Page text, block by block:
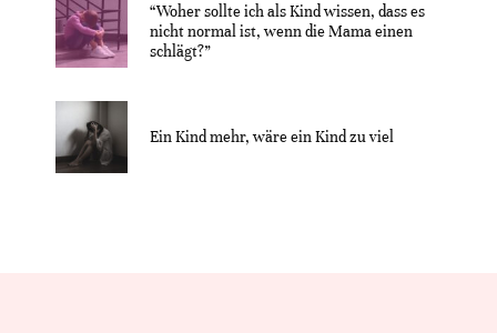
“Woher sollte ich als Kind wissen, dass es
nicht normal ist, wenn die Mama einen
schlägt?”
Ein Kind mehr, wäre ein Kind zu viel